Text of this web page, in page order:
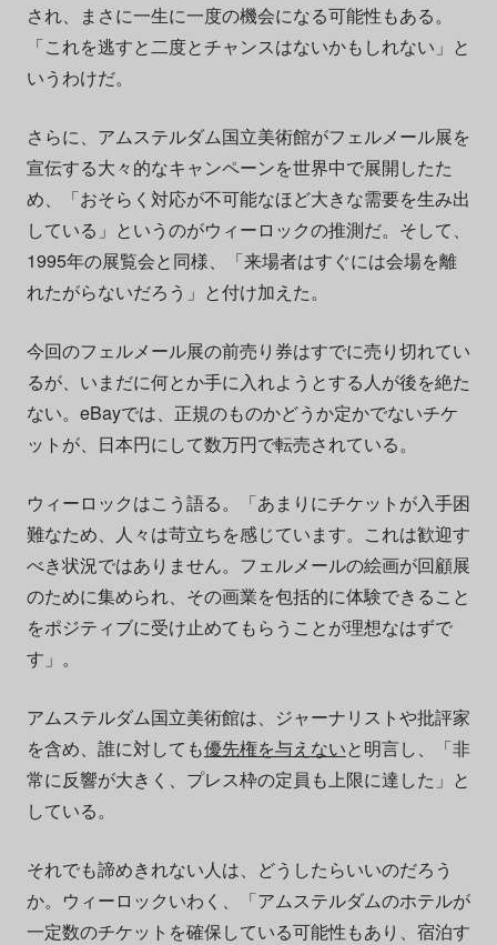
され、まさに一生に一度の機会になる可能性もある。
「これを逃すと二度とチャンスはないかもしれない」と
いうわけだ。
さらに、アムステルダム国立美術館がフェルメール展を
宣伝する大々的なキャンペーンを世界中で展開したた
め、「おそらく対応が不可能なほど大きな需要を生み出
している」というのがウィーロックの推測だ。そして、
1995年の展覧会と同様、「来場者はすぐには会場を離
れたがらないだろう」と付け加えた。
今回のフェルメール展の前売り券はすでに売り切れてい
るが、いまだに何とか手に入れようとする人が後を絶た
ない。eBayでは、正規のものかどうか定かでないチケ
ットが、日本円にして数万円で転売されている。
ウィーロックはこう語る。「あまりにチケットが入手困
難なため、人々は苛立ちを感じています。これは歓迎す
べき状況ではありません。フェルメールの絵画が回顧展
のために集められ、その画業を包括的に体験できること
をポジティブに受け止めてもらうことが理想なはずで
す」。
アムステルダム国立美術館は、ジャーナリストや批評家
を含め、誰に対しても優先権を与えないと明言し、「非
常に反響が大きく、プレス枠の定員も上限に達した」と
している。
それでも諦めきれない人は、どうしたらいいのだろう
か。ウィーロックいわく、「アムステルダムのホテルが
一定数のチケットを確保している可能性もあり、宿泊す